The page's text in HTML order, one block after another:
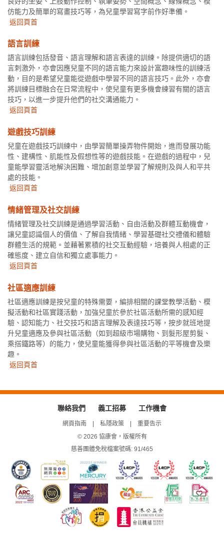
仿能力及簡單的寫畫技巧等，為兒童學習寫字前作好準備。
返回頁首
語言訓練
語言訓練包括發音、語言理解和語言表達的訓練。除提供適切的語
言刺激外，亦會因應兒童不同的語言能力來設計富趣味性的訓練活
動，目的是希望兒童能從遊戲中學習不同的語言技巧。此外，亦會
將訓練目標融合在日常流程中，使兒童有更多機會練習有關的語言
技巧，以進一步提升他們的社交溝通能力。
返回頁首
遊戲技巧訓練
兒童在遊戲技巧訓練中，由學習簡單操弄物件開始，進而發展功能
性、建構性、肌能性及假想性等的遊戲技能。在遊戲的過程中，兒
童能學習靈活地解決困難、增加創意並學習了解規則及與人和平共
處的技能。
返回頁首
情緒管理及社交訓練
情緒管理及社交訓練是通過學習活動、自由活動及群體互動機會，
讓兒童認識個人的價值、了解自我情緒、學習基礎社交禮儀和體驗
群體生活的規範。並藉著累積的社交互動經驗，培養與人相處的正
確態度、建立自信和獨立處事能力。
返回頁首
社區適應訓練
社區適應訓練是按兒童的特殊需要，編排相關的課堂教學活動、模
擬活動和社區實踐活動，加強兒童於參於社區活動所需的感知經
驗、認知能力、社交技巧和語言理解及表達技巧等，按步就班地提
升兒童適應及參與社區活動（如到超級市場購物、到髮形屋剪髮、
乘搭鐵路等）的能力，使兒童能獲得參與社區活動的平等機會及樂
趣。
返回頁首
聯絡我們 義工招募 工作機會
網頁指南 私隱政策
重要告示
© 2026 協康會，版權所有
慈善團體免稅檔案號碼: 91/465